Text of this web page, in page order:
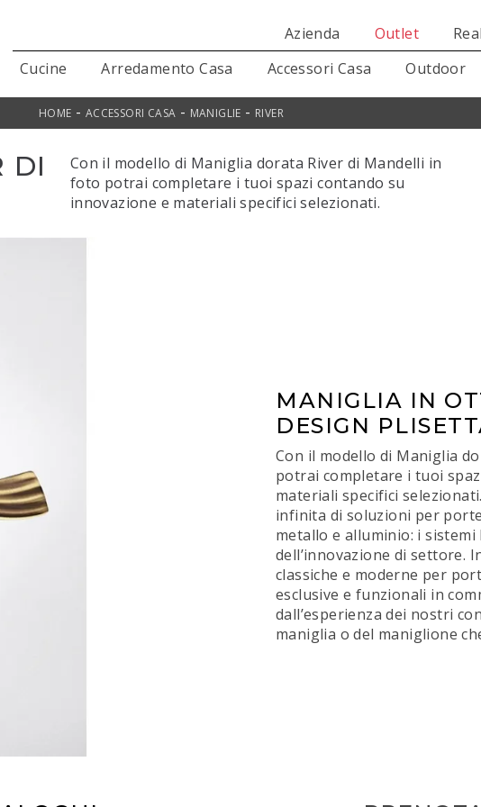
Azienda Outlet
Cucine
Arredamento Casa Accessori Casa Outdoor
HOME - ACCESSORI CASA - MANIGLIE - RIVER
DI
Con il modello di Maniglia dorata River di Mandelli in
foto potrai completare i tuoi spazi contando su
innovazione e materiali specifici selezionati.
MANIGLIA IN
DESIGN
Con il modello di Maniglia
potrai completare i tuoi
materiali specifici
infinita di soluzioni per
metallo e alluminio: i sistemi
dell’innovazione di settore.
classiche e moderne per
esclusive e funzionali in
dall’esperienza dei nostri
maniglia o del maniglione